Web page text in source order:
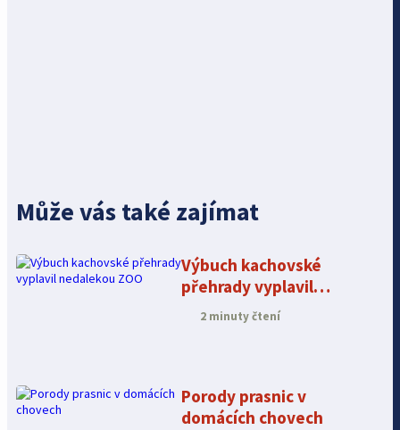
Může vás také zajímat
Výbuch kachovské
přehrady vyplavil
nedalekou ZOO
2 minuty čtení
Porody prasnic v
domácích chovech